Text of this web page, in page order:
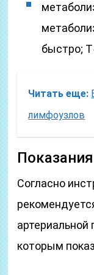
быстро; T
Читать еще:
лимфоузлов
Согласно
артериальной
которым